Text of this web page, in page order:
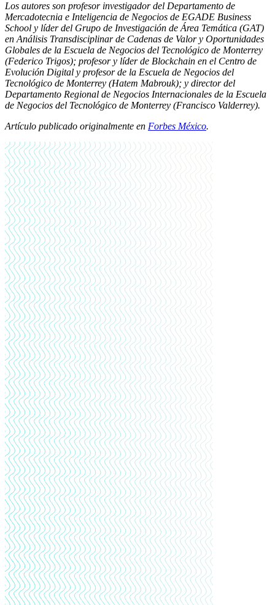
Los autores son profesor investigador del Departamento de
Mercadotecnia e Inteligencia de Negocios de EGADE Business
School y líder del Grupo de Investigación de Área Temática (GAT)
en Análisis Transdisciplinar de Cadenas de Valor y Oportunidades
Globales de la Escuela de Negocios del Tecnológico de Monterrey
(Federico Trigos); profesor y líder de Blockchain en el Centro de
Evolución Digital y profesor de la Escuela de Negocios del
Tecnológico de Monterrey (Hatem Mabrouk); y director del
Departamento Regional de Negocios Internacionales de la Escuela
de Negocios del Tecnológico de Monterrey (Francisco Valderrey).
Artículo publicado originalmente en Forbes México.